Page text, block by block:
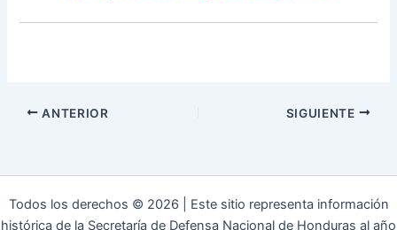
ANTERIOR SIGUIENTE
Todos los derechos © 2026 | Este sitio representa información
histórica de la Secretaría de Defensa Nacional de Honduras al año